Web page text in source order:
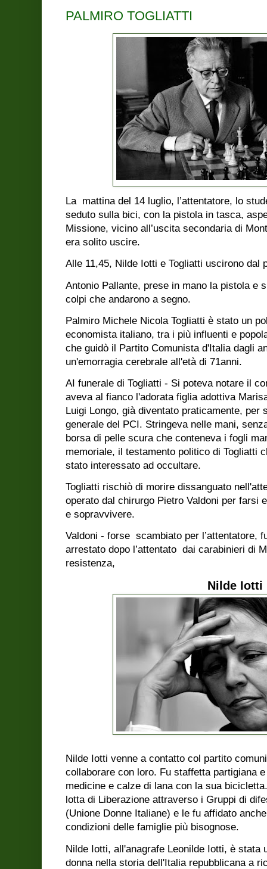
PALMIRO TOGLIATTI
La mattina del 14 luglio, l’attentatore, lo
seduto sulla bici, con la pistola in tasca,
Missione, vicino all’uscita secondaria di
era solito uscire.
Alle 11,45, Nilde Iotti e Togliatti uscirono dal
Antonio Pallante, prese in mano la pistola e
colpi che andarono a segno.
Palmiro Michele Nicola Togliatti è stato un
economista italiano, tra i più influenti e
che guidò il Partito Comunista d'Italia dagli
un'emorragia cerebrale all'età di 71anni.
AI funerale di Togliatti - Si poteva notare il
aveva al fianco l'adorata figlia adottiva
Luigi Longo, già diventato praticamente, per
generale del PCI. Stringeva nelle mani,
borsa di pelle scura che conteneva i fogli
memoriale, il testamento politico di Togliatti
stato interessato ad occultare.
Togliatti rischiò di morire dissanguato
operato dal chirurgo Pietro Valdoni per farsi
e sopravvivere.
Valdoni - forse scambiato per l’attentatore,
arrestato dopo l’attentato dai carabinieri di
resistenza,
Nilde Iotti
Nilde Iotti venne a contatto col partito
collaborare con loro. Fu staffetta partigiana
medicine e calze di lana con la sua
lotta di Liberazione attraverso i Gruppi di
(Unione Donne Italiane) e le fu affidato
condizioni delle famiglie più bisognose.
Nilde Iotti, all'anagrafe Leonilde Iotti, è stata
donna nella storia dell'Italia repubblicana a